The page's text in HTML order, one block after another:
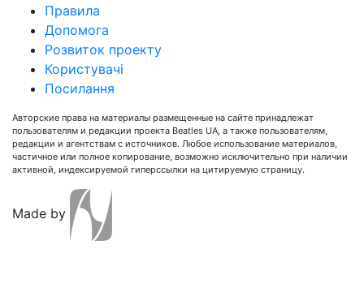
Правила
Допомога
Розвиток проекту
Користувачі
Посилання
Авторские права на материалы размещенные на сайте принадлежат
пользователям и редакции проекта Beatles UA, а также пользователям,
редакции и агентствам с источников. Любое использование материалов,
частичное или полное копирование, возможно исключительно при наличии
активной, индексируемой гиперссылки на цитируемую страницу.
Made by